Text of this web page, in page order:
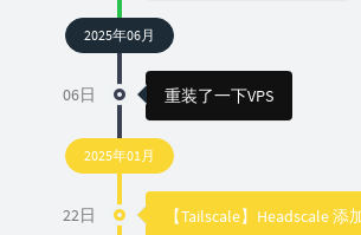
2025年06月
06日 重装了一下VPS
2025年01月
22日 【Tailscale】Headscale